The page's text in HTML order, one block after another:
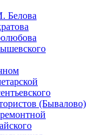
Белова
(Бывалово)